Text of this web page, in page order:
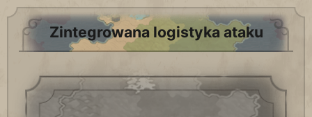
Zintegrowana logistyka ataku